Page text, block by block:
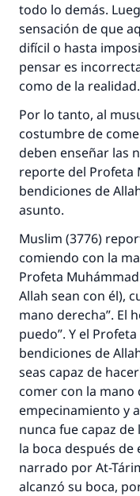
todo lo demás.
sensación de que
difícil o hasta
pensar es
como de la realidad.
Por lo tanto, al
costumbre de
deben enseñar las
reporte del Profeta
bendiciones de
asunto.
Muslim (3776)
comiendo con la
Profeta
Allah sean con él),
mano derecha”. El
puedo”. Y el
bendiciones de
seas capaz de
comer con la mano
empecinamiento y
nunca fue capaz
la boca después
narrado por At-
alcanzó su boca,